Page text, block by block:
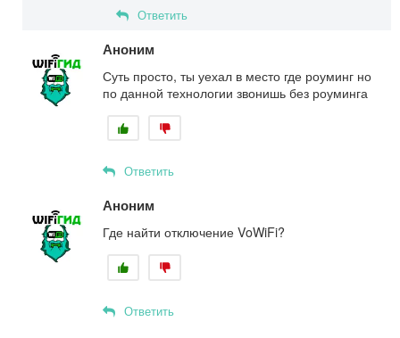
Ответить
Аноним
Суть просто, ты уехал в место где роуминг но
по данной технологии звонишь без роуминга
Ответить
Аноним
Где найти отключение VoWiFi?
Ответить